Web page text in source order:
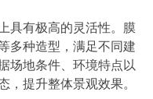
具有极高的灵活性。膜
多种造型，满足不同建
场地条件、环境特点以
，提升整体景观效果。